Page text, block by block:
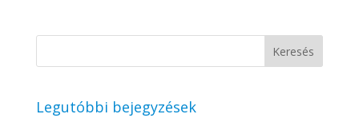
Legutóbbi bejegyzések